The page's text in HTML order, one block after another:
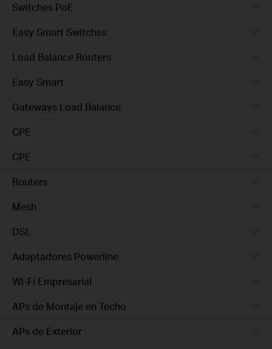
Switches PoE
Easy Smart Switches
Load Balance Routers
Easy Smart
Gateways Load Balance
CPE
CPE
Routers
Mesh
DSL
Adaptadores Powerline
Wi-Fi Empresarial
APs de Montaje en Techo
APs de Exterior